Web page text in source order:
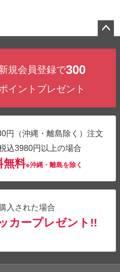
規会員登録で300
イントプレゼント
円（沖縄・離島除く）注文
込3980円以上の場合
無料※沖縄・離島を除く
入された場合
カープレゼント!!